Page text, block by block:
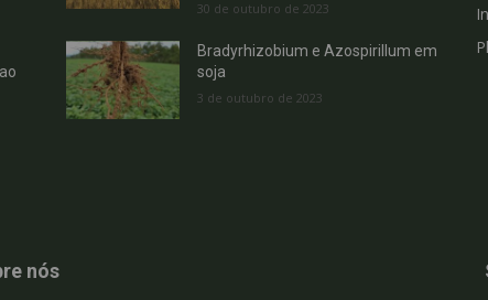
30 de outubro de 2023
Bradyrhizobium e Azospirillum em
soja
3 de outubro de 2023
nós